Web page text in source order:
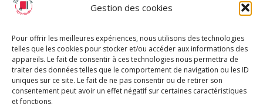
Gestion des cookies
Pour offrir les meilleures expériences, nous utilisons des technologies
telles que les cookies pour stocker et/ou accéder aux informations des
appareils. Le fait de consentir à ces technologies nous permettra de
traiter des données telles que le comportement de navigation ou les ID
uniques sur ce site. Le fait de ne pas consentir ou de retirer son
consentement peut avoir un effet négatif sur certaines caractéristiques
et fonctions.
Chèque Intermittents
Chèque Compta
Chèque Emploi Spectacle
G-Pods
Profession Audio-visuel